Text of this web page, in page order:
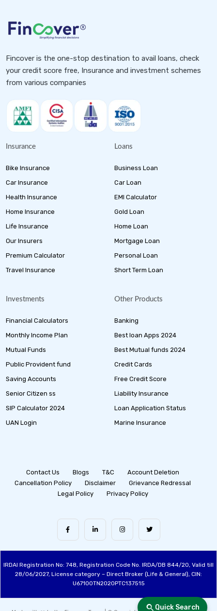
Quick Search
Fincover is the one-stop destination to avail loans, check
your credit score free, Insurance and investment schemes
from various companies
Insurance
Bike Insurance
Car Insurance
Health Insurance
Home Insurance
Life Insurance
Our Insurers
Premium Calculator
Travel Insurance
Loans
Business Loan
Car Loan
EMI Calculator
Gold Loan
Home Loan
Mortgage Loan
Personal Loan
Short Term Loan
Investments
Financial Calculators
Monthly Income Plan
Mutual Funds
Public Provident fund
Saving Accounts
Senior Citizen ss
SIP Calculator 2024
UAN Login
Other Products
Banking
Best loan Apps 2024
Best Mutual funds 2024
Credit Cards
Free Credit Score
Liability Insurance
Loan Application Status
Marine Insurance
Contact Us Blogs T&C
Account Deletion
Cancellation Policy
Disclaimer
Grievance Redressal
Legal Policy
Privacy Policy
IRDAI Registration No: 748, Registration Code No. IRDA/DB 844/20, Valid till
28/06/2027, License category – Direct Broker (Life & General), CIN:
U67100TN2020PTC137515